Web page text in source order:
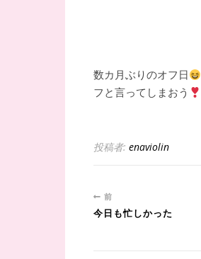
数カ月ぶりのオフ日
フと言ってしまおう
投稿者: enaviolin
前
今日も忙しかった